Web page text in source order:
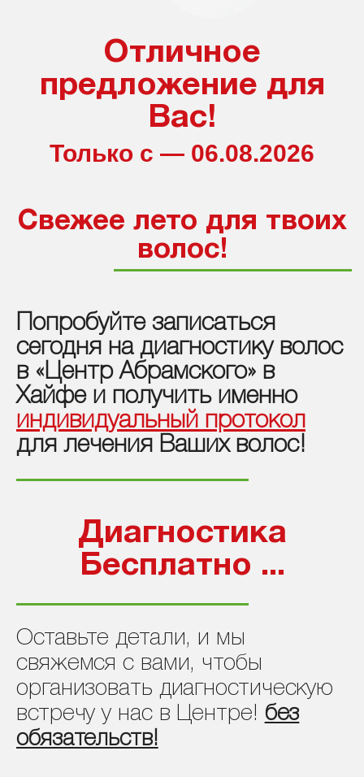
Отличное
предложение для
Вас!
Только с — 06.08.2026
Свежее лето для твоих
волос!
Попробуйте записаться
сегодня на диагностику волос
в «Центр Абрамского» в
Хайфе и получить именно
индивидуальный протокол
для лечения Ваших волос!
Диагностика
Бесплатно ...
Оставьте детали, и мы
свяжемся с вами, чтобы
организовать диагностическую
встречу у нас в Центре! без
обязательств!